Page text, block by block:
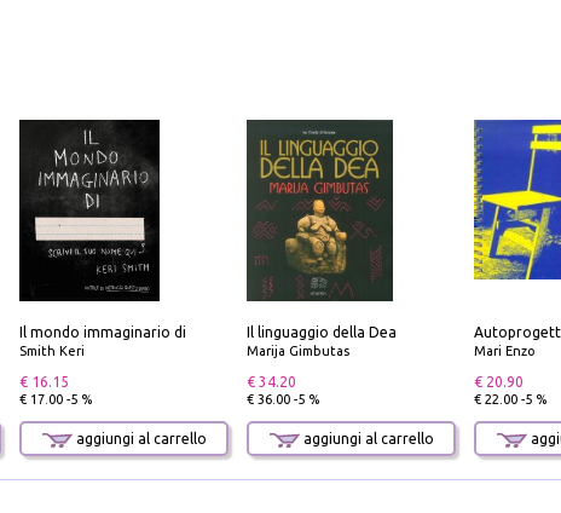
Il mondo immaginario di
Smith Keri
€ 16.15
€ 17.00 -5 %
aggiungi al carrello
Il linguaggio della Dea
Marija Gimbutas
€ 34.20
€ 36.00 -5 %
aggiungi al carrello
Mari Enzo
€ 20.90
€ 22.00 -5 %